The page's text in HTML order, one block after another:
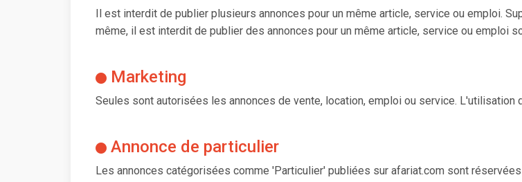
Il est interdit de publier plusieurs annonces pour un même article, service ou emploi.
même, il est interdit de publier des annonces pour un même article, service ou emploi
Marketing
Seules sont autorisées les annonces de vente, location, emploi ou service. L'utilisation
Annonce de particulier
Les annonces catégorisées comme 'Particulier' publiées sur afariat.com sont